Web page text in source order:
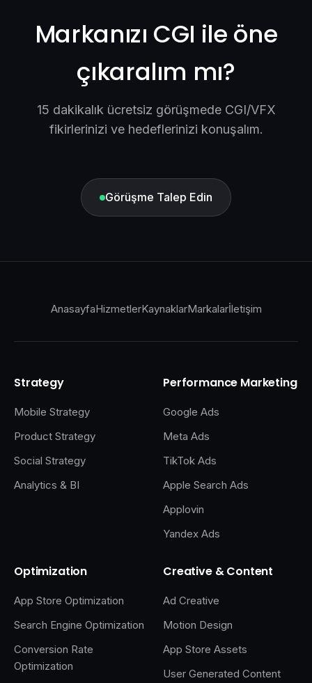
Markanızı CGI ile öne
çıkaralım mı?
15 dakikalık ücretsiz görüşmede CGI/VFX
fikirlerinizi ve hedeflerinizi konuşalım.
Görüşme Talep Edin
AnasayfaHizmetlerKaynaklarMarkalarİletişim
Strategy
Mobile Strategy
Product Strategy
Social Strategy
Analytics & BI
Performance Marketing
Google Ads
Meta Ads
TikTok Ads
Apple Search Ads
Applovin
Yandex Ads
Optimization
App Store Optimization
Search Engine Optimization
Conversion Rate
Optimization
Creative & Content
Ad Creative
Motion Design
App Store Assets
User Generated Content